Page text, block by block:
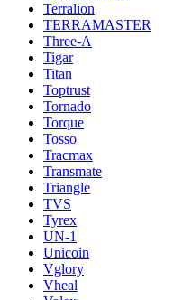
Terralion
TERRAMASTER
Three-A
Tigar
Titan
Toptrust
Tornado
Torque
Tosso
Tracmax
Transmate
Triangle
TVS
Tyrex
UN-1
Unicoin
Vglory
Vheal